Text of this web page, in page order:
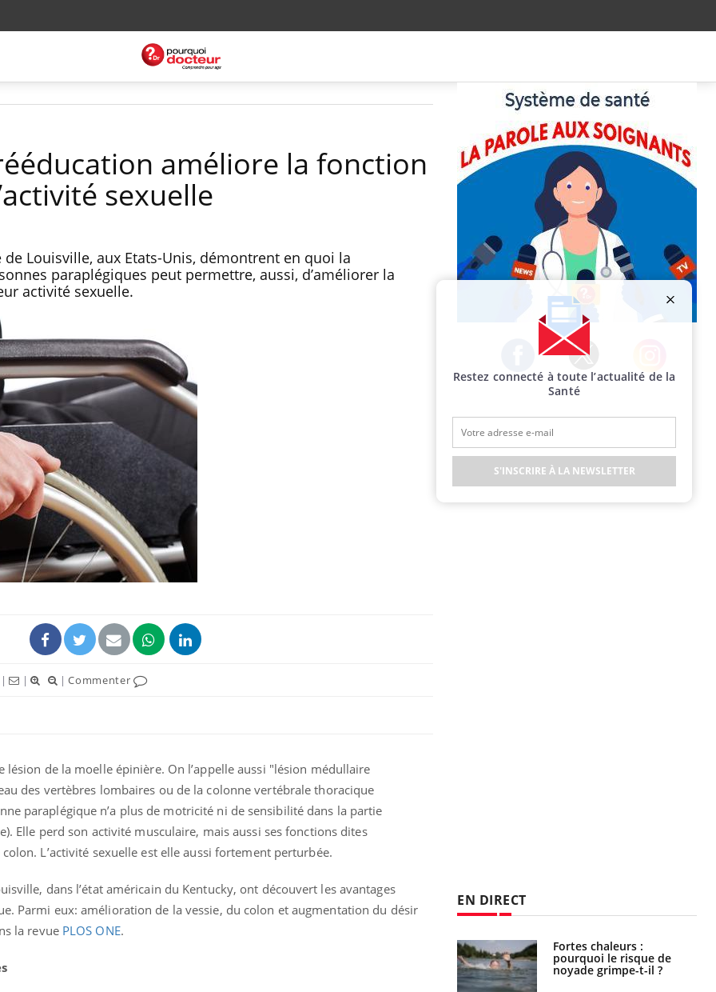
améliore la fonction
sexuelle
de Louisville, aux Etats-Unis, démontrent en quoi la
paraplégiques peut permettre, aussi, d’améliorer la
activité sexuelle.
| | |Commenter
lésion de la moelle épinière. On l’appelle aussi "lésion médullaire
des vertèbres lombaires ou de la colonne vertébrale thoracique
paraplégique n’a plus de motricité ni de sensibilité dans la partie
Elle perd son activité musculaire, mais aussi ses fonctions dites
L’activité sexuelle est elle aussi fortement perturbée.
dans l’état américain du Kentucky, ont découvert les avantages
Parmi eux: amélioration de la vessie, du colon et augmentation du désir
la revue PLOS ONE.
Facebook Twitter Instagram
EN DIRECT
Fortes chaleurs :
pourquoi le risque de
noyade grimpe-t-il ?
Grossesse et chaleur : ce
que dit la science
Restez connecté à toute l’actualité de la
Santé
S'INSCRIRE À LA NEWSLETTER